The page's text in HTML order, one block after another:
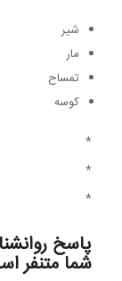
شیر
مار
تمساح
کوسه
*
*
*
پاسخ
شما متنفر